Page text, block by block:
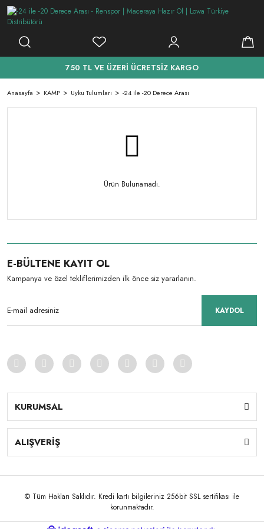
750 TL VE ÜZERİ ÜCRETSİZ KARGO
Anasayfa KAMP Uyku Tulumları -24 ile -20 Derece Arası
Ürün Bulunamadı.
E-BÜLTENE KAYIT OL
Kampanya ve özel tekliflerimizden ilk önce siz yararlanın.
KAYDOL
KURUMSAL
ALIŞVERİŞ
© Tüm Hakları Saklıdır. Kredi kartı bilgileriniz 256bit SSL sertifikası ile
korunmaktadır.